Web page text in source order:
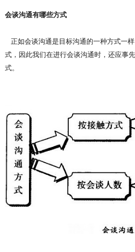
会谈沟通有哪些方式
正如会谈沟通是目标沟通的一种方式一
式，因此我们在进行会谈沟通时，还应事
式。